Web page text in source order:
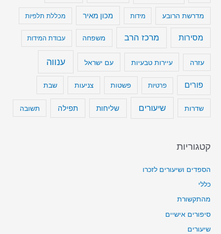
מדרשת הרובע מידות מכון מאיר מכללת תלפיות
מסירות מרכז הרב משפחה עבודת המידות
עזרה עיירות טבעיות עם ישראל ענווה
פורים פרטיות פשטות צניעות שבת
שדרות שיעורים שליחות תפילה תשובה
קטגוריות
הספדים ושיעורים לזכרו
כללי
מהתקשורת
סיפורים אישיים
שיעורים